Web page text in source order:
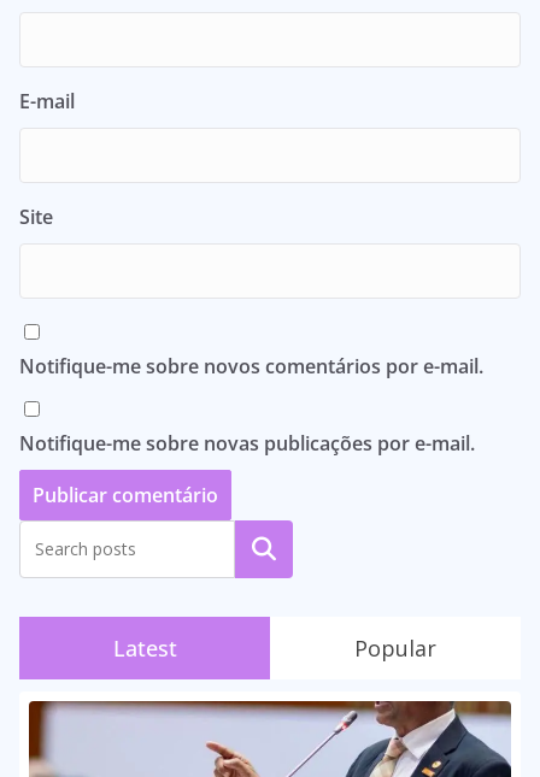
E-mail
Site
Notifique-me sobre novos comentários por e-mail.
Notifique-me sobre novas publicações por e-mail.
Pesquisar
Latest Popular